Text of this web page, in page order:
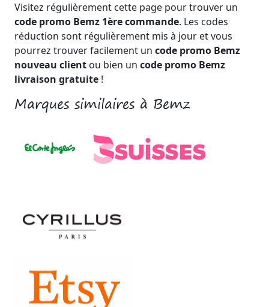
Visitez régulièrement cette page pour trouver un
code promo Bemz 1ère commande. Les codes
réduction sont régulièrement mis à jour et vous
pourrez trouver facilement un code promo Bemz
nouveau client ou bien un code promo Bemz
livraison gratuite !
Marques similaires à Bemz